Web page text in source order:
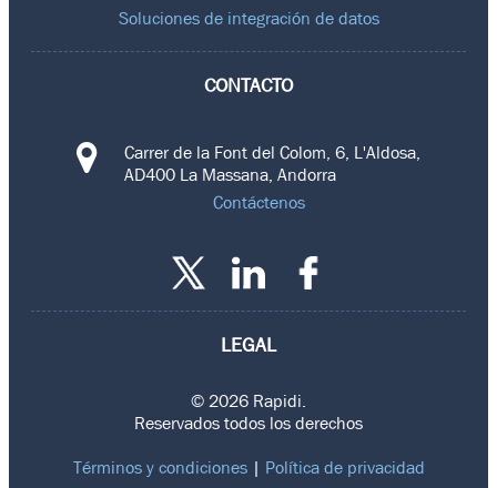
Soluciones de integración de datos
CONTACTO
Carrer de la Font del Colom, 6, L'Aldosa,
AD400 La Massana, Andorra
Contáctenos
LEGAL
© 2026 Rapidi.
Reservados todos los derechos
Términos y condiciones| Política de privacidad